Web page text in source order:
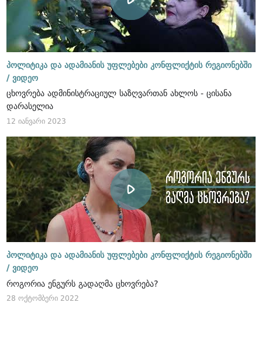
პოლიტიკა და ადამიანის უფლებები კონფლიქტის რეგიონებში
/ ვიდეო
ცხოვრება ადმინისტრაციულ საზღვართან ახლოს - ცისანა
დარასელია
12 იანვარი 2023
პოლიტიკა და ადამიანის უფლებები კონფლიქტის რეგიონებში
/ ვიდეო
როგორია ენგურს გადაღმა ცხოვრება?
28 ოქტომბერი 2022